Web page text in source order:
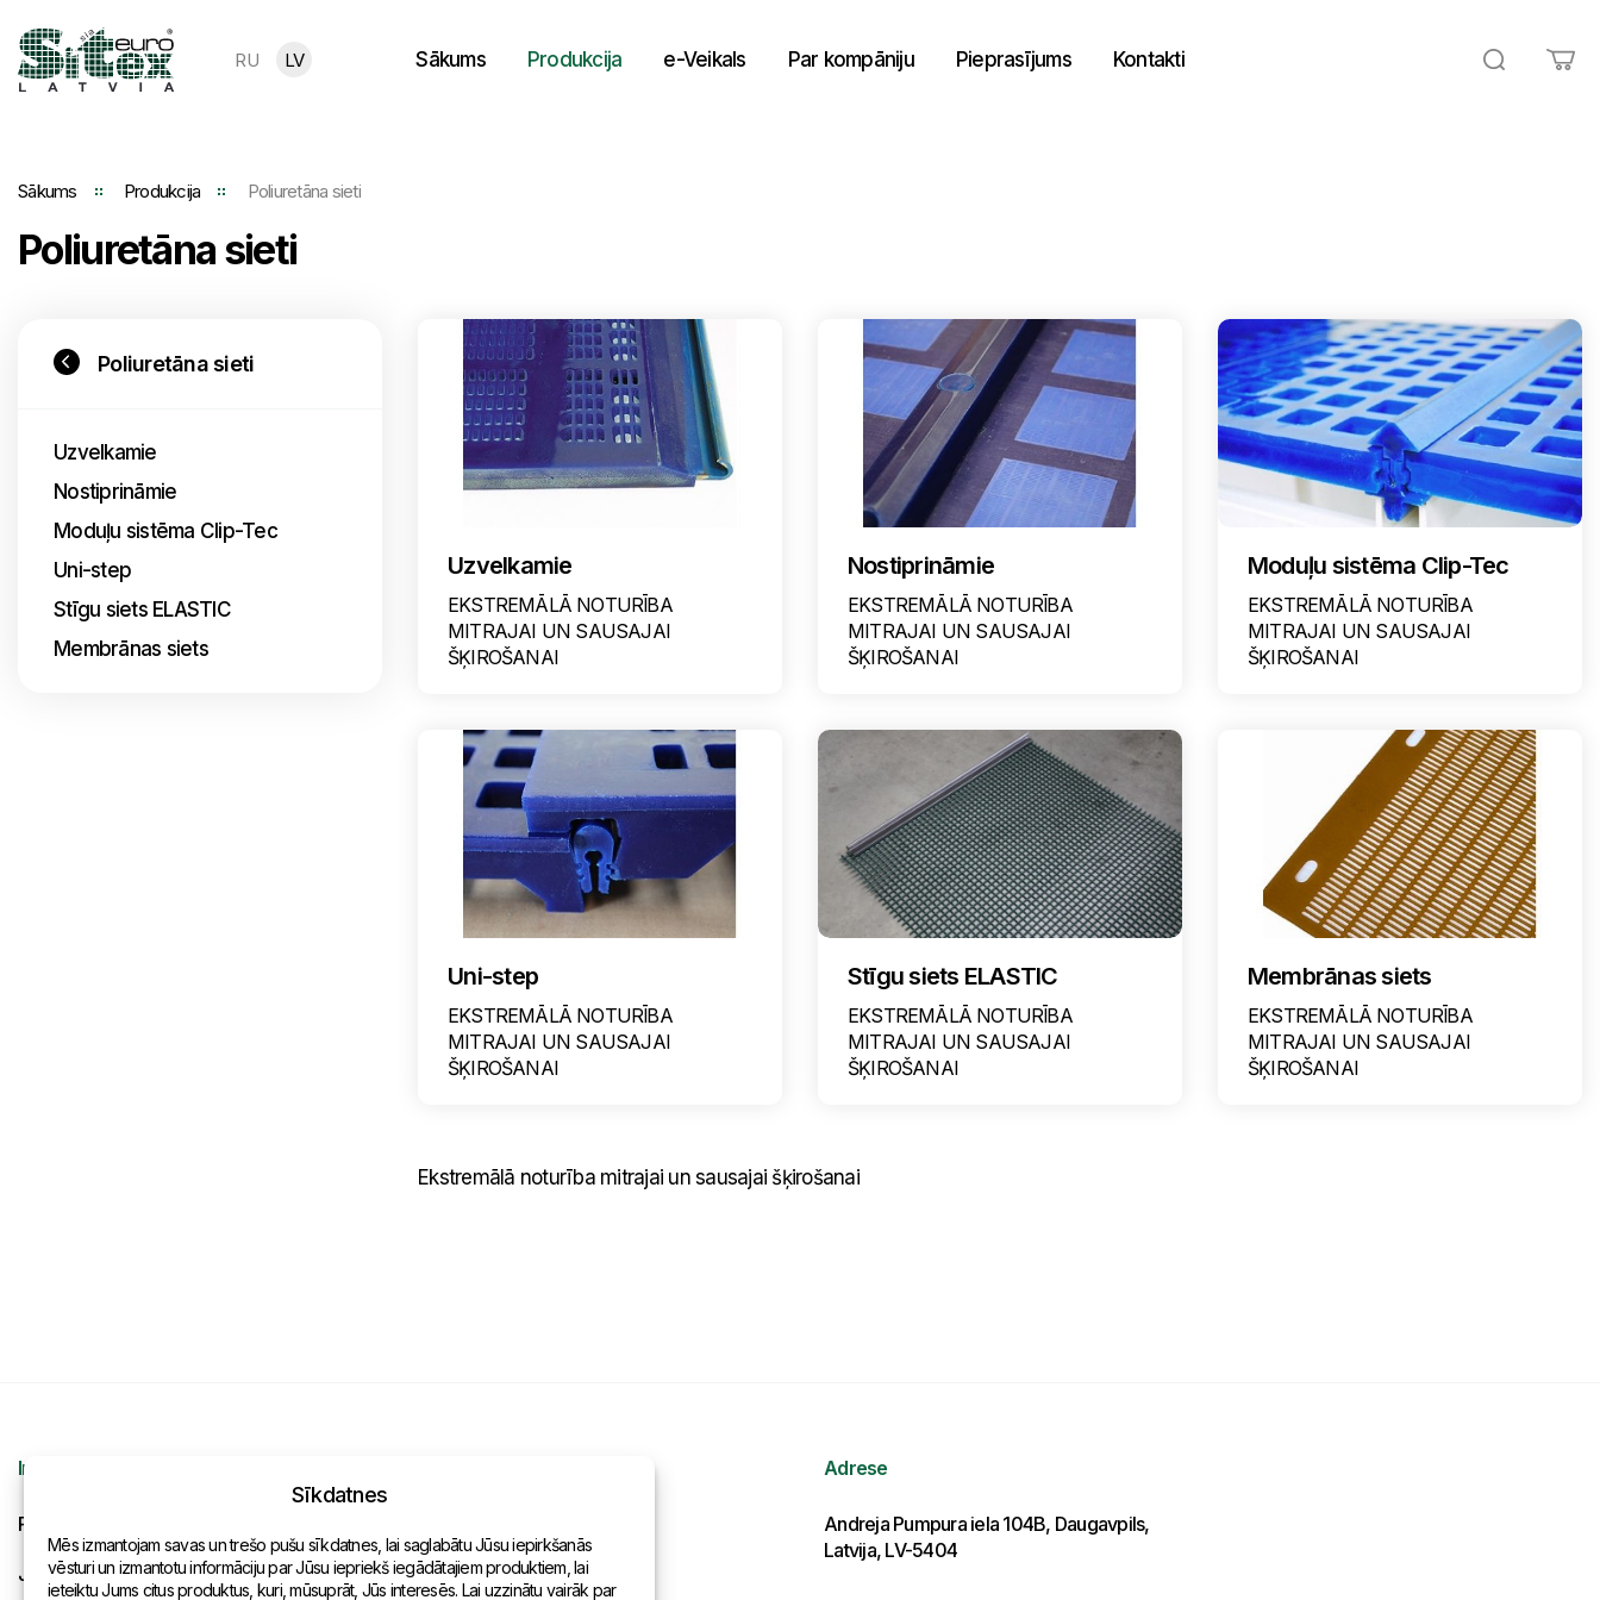
RU LV Sākums Produkcija e-Veikals Par kompāniju Pieprasījums Kontakti
Sākums Produkcija Poliuretāna sieti
Poliuretāna sieti
Poliuretāna sieti
Uzvelkamie
Nostiprināmie
Moduļu sistēma Clip-Tec
Uni-step
Stīgu siets ELASTIC
Membrānas siets
Uzvelkamie
EKSTREMĀLĀ NOTURĪBA
MITRAJAI UN SAUSAJAI
ŠĶIROŠANAI
Nostiprināmie
EKSTREMĀLĀ NOTURĪBA
MITRAJAI UN SAUSAJAI
ŠĶIROŠANAI
Moduļu sistēma Clip-Tec
EKSTREMĀLĀ NOTURĪBA
MITRAJAI UN SAUSAJAI
ŠĶIROŠANAI
Uni-step
EKSTREMĀLĀ NOTURĪBA
MITRAJAI UN SAUSAJAI
ŠĶIROŠANAI
Stīgu siets ELASTIC
EKSTREMĀLĀ NOTURĪBA
MITRAJAI UN SAUSAJAI
ŠĶIROŠANAI
Membrānas siets
EKSTREMĀLĀ NOTURĪBA
MITRAJAI UN SAUSAJAI
ŠĶIROŠANAI
Ekstremālā noturība mitrajai un sausajai šķirošanai
Informācija
Pieprasījums
Jaunumi Pārstāvniecības pasaulē
Adrese
Andreja Pumpura iela 104B, Daugavpils,
Latvija, LV-5404
Sīkdatnes
Mēs izmantojam savas un trešo pušu sīkdatnes, lai saglabātu Jūsu iepirkšanās
vēsturi un izmantotu informāciju par Jūsu iepriekš iegādātajiem produktiem, lai
ieteiktu Jums citus produktus, kuri, mūsuprāt, Jūs interesēs. Lai uzzinātu vairāk par